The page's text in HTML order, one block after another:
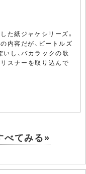
た紙ジャケシリーズ。
内容だが、ビートルズ
し、バカラックの歌
スナーを取り込んで
べてみる»